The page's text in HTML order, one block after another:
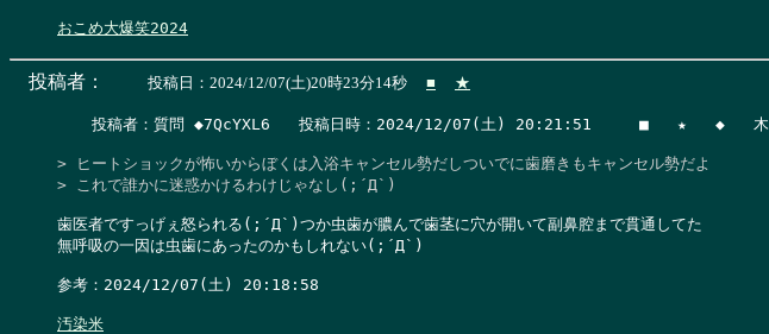
おこめ大爆笑2024
投稿者： 投稿日：2024/12/07(土)20時23分14秒 ■ ★
投稿者：質問 ◆7QcYXL6   投稿日時：2024/12/07(土) 20:21:51     ■   ★   ◆   木
> ヒートショックが怖いからぼくは入浴キャンセル勢だしついでに歯磨きもキャンセル勢だよ
> これで誰かに迷惑かけるわけじゃなし(;´Д`)
歯医者ですっげぇ怒られる(;´Д`)つか虫歯が膿んで歯茎に穴が開いて副鼻腔まで貫通してた
無呼吸の一因は虫歯にあったのかもしれない(;´Д`)
参考：2024/12/07(土) 20:18:58
汚染米